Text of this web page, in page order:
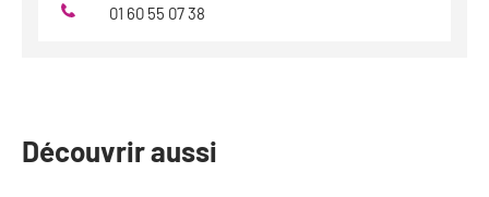
01 60 55 07 38
Découvrir aussi